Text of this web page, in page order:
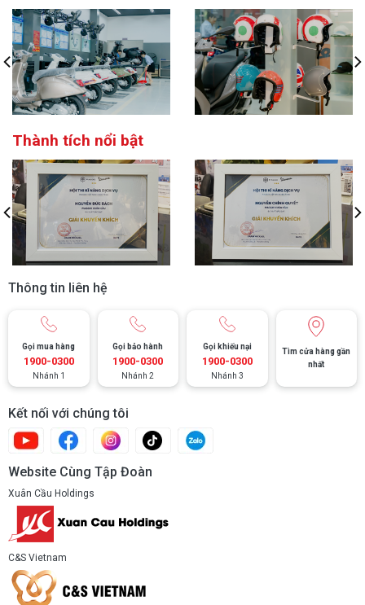
Thành tích nổi bật
Thông tin liên hệ
Gọi mua hàng
1900-0300
Nhánh 1
Gọi bảo hành
1900-0300
Nhánh 2
Gọi khiếu nại
1900-0300
Nhánh 3
Tìm cửa hàng gần
nhất
Kết nối với chúng tôi
Website Cùng Tập Đoàn
Xuân Cầu Holdings
C&S Vietnam